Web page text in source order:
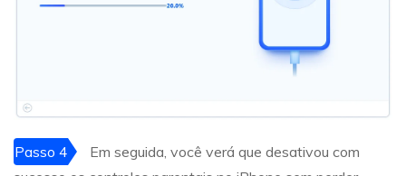
Passo 4
Em seguida, você verá que desativou com